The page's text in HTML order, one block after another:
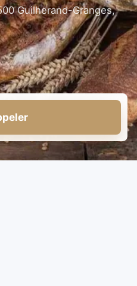
Guilherand-Granges,